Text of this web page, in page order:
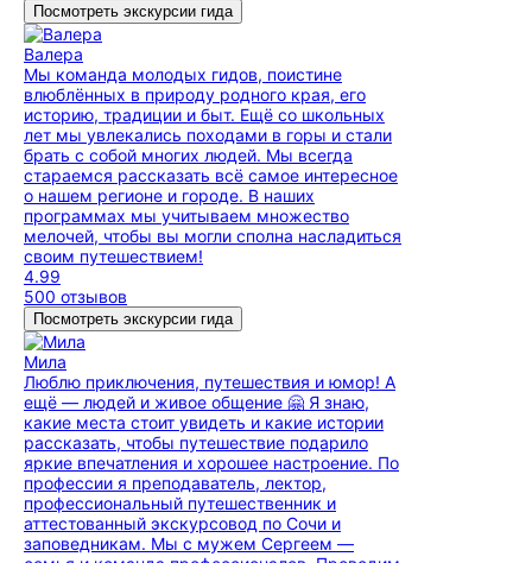
Посмотреть экскурсии гида
Валера
Мы команда молодых гидов, поистине
влюблённых в природу родного края, его
историю, традиции и быт. Ещё со школьных
лет мы увлекались походами в горы и стали
брать с собой многих людей. Мы всегда
стараемся рассказать всё самое интересное
о нашем регионе и городе. В наших
программах мы учитываем множество
мелочей, чтобы вы могли сполна насладиться
своим путешествием!
4.99
500 отзывов
Посмотреть экскурсии гида
Мила
Люблю приключения, путешествия и юмор! А
ещё — людей и живое общение 🤗 Я знаю,
какие места стоит увидеть и какие истории
рассказать, чтобы путешествие подарило
яркие впечатления и хорошее настроение. По
профессии я преподаватель, лектор,
профессиональный путешественник и
аттестованный экскурсовод по Сочи и
заповедникам. Мы с мужем Сергеем —